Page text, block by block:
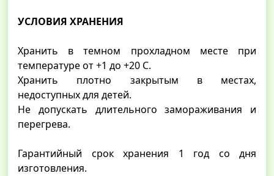
УСЛОВИЯ ХРАНЕНИЯ
Хранить в темном прохладном месте при
температуре от +1 до +20 С.
Хранить плотно закрытым в местах,
недоступных для детей.
Не допускать длительного замораживания и
перегрева.
Гарантийный срок хранения 1 год со дня
изготовления.